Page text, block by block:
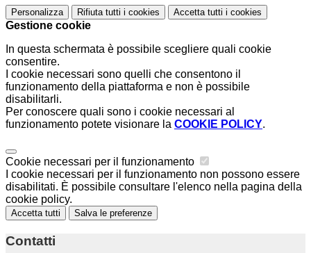
Personalizza Rifiuta tutti i cookies Accetta tutti i cookies
Gestione cookie
In questa schermata è possibile scegliere quali cookie
consentire.
I cookie necessari sono quelli che consentono il
funzionamento della piattaforma e non è possibile
disabilitarli.
Per conoscere quali sono i cookie necessari al
funzionamento potete visionare la COOKIE POLICY.
Cookie necessari per il funzionamento
I cookie necessari per il funzionamento non possono essere
disabilitati. È possibile consultare l'elenco nella pagina della
cookie policy.
Accetta tutti Salva le preferenze
Contatti